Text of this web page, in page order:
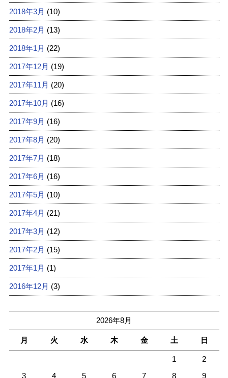
2018年3月 (10)
2018年2月 (13)
2018年1月 (22)
2017年12月 (19)
2017年11月 (20)
2017年10月 (16)
2017年9月 (16)
2017年8月 (20)
2017年7月 (18)
2017年6月 (16)
2017年5月 (10)
2017年4月 (21)
2017年3月 (12)
2017年2月 (15)
2017年1月 (1)
2016年12月 (3)
2026年8月
月 火 水 木 金 土 日
1
2
3
4 5 6 7 8
9